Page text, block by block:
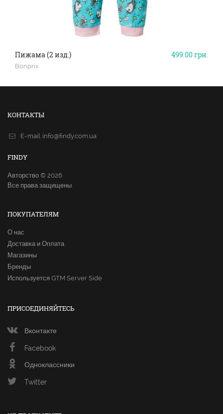
499.00грн.
Пижама (2 изд.)
Bonprix
КОНТАКТЫ
E-mail. info@findy.com.ua
FINDY
Авторство © 2026
Все права защищены.
ПОКУПАТЕЛЯМ
О нас
Доставка и Оплата
Магазины
Бренды
Используется GTM Server Side
ПРИСОЕДИНЯЙТЕСЬ
Вконтакте
Facebook
Одноклассники
Twitter